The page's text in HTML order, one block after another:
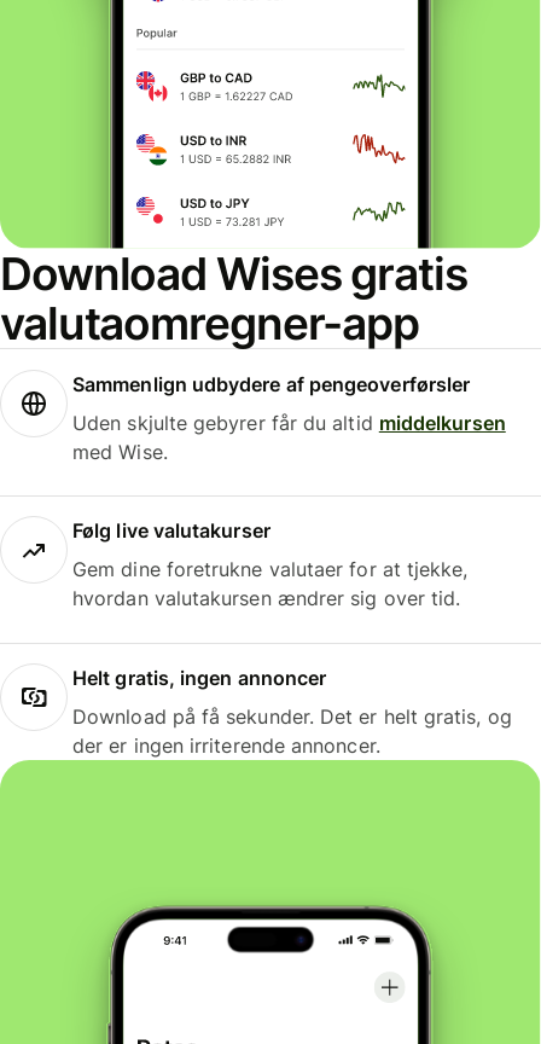
Download Wises gratis
valutaomregner-app
Sammenlign udbydere af pengeoverførsler
Uden skjulte gebyrer får du altid middelkursen
med Wise.
Følg live valutakurser
Gem dine foretrukne valutaer for at tjekke,
hvordan valutakursen ændrer sig over tid.
Helt gratis, ingen annoncer
Download på få sekunder. Det er helt gratis, og
der er ingen irriterende annoncer.